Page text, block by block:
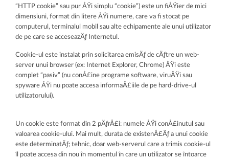
“HTTP cookie” sau pur ÅŸi simplu “cookie”) este un fiÅŸier de mici
dimensiuni, format din litere ÅŸi numere, care va fi stocat pe
computerul, terminalul mobil sau alte echipamente ale unui utilizator
de pe care se acceseazÄƒ Internetul.
Cookie-ul este instalat prin solicitarea emisÄƒ de cÄƒtre un web-
server unui browser (ex: Internet Explorer, Chrome) ÅŸi este
complet “pasiv” (nu conÅ£ine programe software, viruÅŸi sau
spyware ÅŸi nu poate accesa informaÅ£iile de pe hard-drive-ul
utilizatorului).
Un cookie este format din 2 pÄƒrÅ£i: numele ÅŸi conÅ£inutul sau
valoarea cookie-ului. Mai mult, durata de existenÅ£Äƒ a unui cookie
este determinatÄƒ; tehnic, doar web-serverul care a trimis cookie-ul
îl poate accesa din nou în momentul în care un utilizator se întoarce